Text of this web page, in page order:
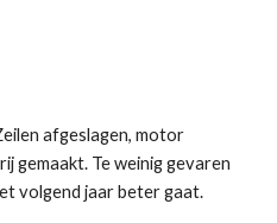
afgeslagen, motor
gemaakt. Te weinig gevaren
volgend jaar beter gaat.